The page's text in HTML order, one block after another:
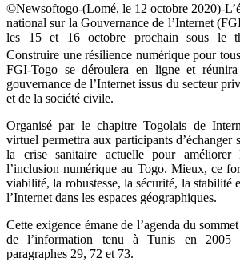
©Newsoftogo-(Lomé, le 12 octobre 2020)-
national sur la Gouvernance de l’Internet
les 15 et 16 octobre prochain sous le
Construire une résilience numérique pour
FGI-Togo se déroulera en ligne et
gouvernance de l’Internet issus du secteur
et de la société civile.
Organisé par le chapitre Togolais de
virtuel permettra aux participants d’échanger
la crise sanitaire actuelle pour améliorer
l’inclusion numérique au Togo. Mieux, ce
viabilité, la robustesse, la sécurité, la stabilité
l’Internet dans les espaces géographiques.
Cette exigence émane de l’agenda du
de l’information tenu à Tunis en 2005
paragraphes 29, 72 et 73.